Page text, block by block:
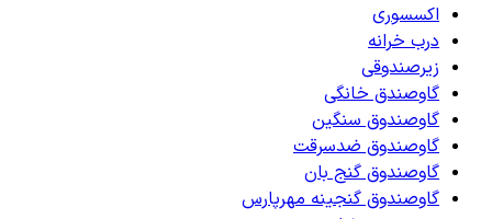
اکسسوری
درب خرانه
زیرصندوقی
گاوصندق خانگی
گاوصندوق سنگین
گاوصندوق ضدسرقت
گاوصندوق گنج بان
گاوصندوق گنجینه مهرپارس